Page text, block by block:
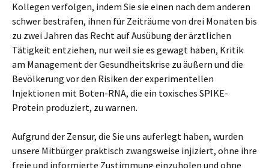
Kollegen verfolgen, indem Sie sie einen nach dem anderen
schwer bestrafen, ihnen für Zeiträume von drei Monaten bis
zu zwei Jahren das Recht auf Ausübung der ärztlichen
Tätigkeit entziehen, nur weil sie es gewagt haben, Kritik
am Management der Gesundheitskrise zu äußern und die
Bevölkerung vor den Risiken der experimentellen
Injektionen mit Boten-RNA, die ein toxisches SPIKE-
Protein produziert, zu warnen.
Aufgrund der Zensur, die Sie uns auferlegt haben, wurden
unsere Mitbürger praktisch zwangsweise injiziert, ohne ihre
freie und informierte Zustimmung einzuholen und ohne